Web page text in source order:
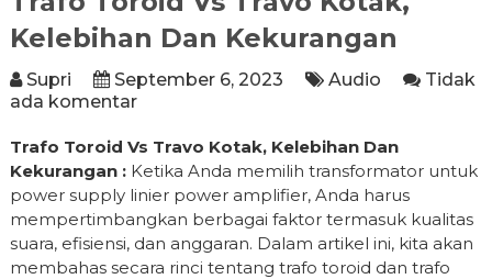
Kelebihan Dan Kekurangan
Supri September 6, 2023 Audio
Tidak
ada komentar
Trafo Toroid Vs Travo Kotak, Kelebihan Dan
Kekurangan :Ketika Anda memilih transformator untuk
power supply linier power amplifier, Anda harus
mempertimbangkan berbagai faktor termasuk kualitas
suara, efisiensi, dan anggaran. Dalam artikel ini, kita akan
membahas secara rinci tentang trafo toroid dan trafo